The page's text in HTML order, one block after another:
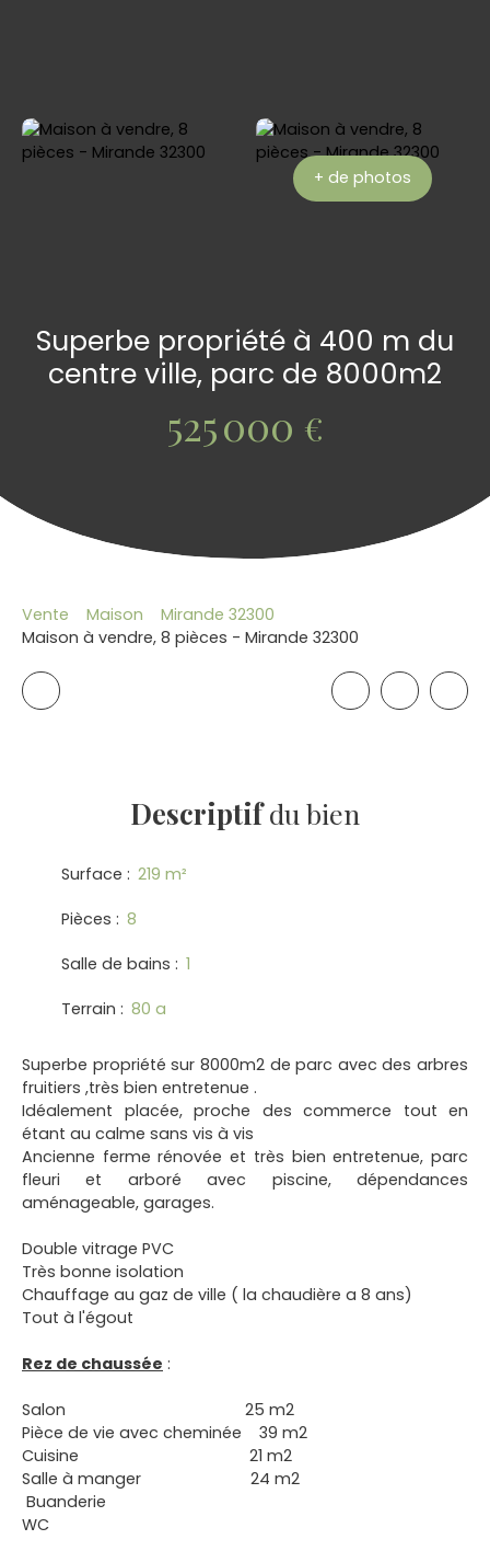
+ de photos
Superbe propriété à 400 m du
centre ville, parc de 8000m2
525 000 €
Vente Maison
Mirande 32300
Maison à vendre, 8 pièces - Mirande 32300
Descriptifdu bien
Surface : 219 m²
Pièces : 8
Salle de bains : 1
Terrain : 80 a
Superbe propriété sur 8000m2 de parc avec des arbres
fruitiers ,très bien entretenue .
Idéalement placée, proche des commerce tout en
étant au calme sans vis à vis
Ancienne ferme rénovée et très bien entretenue, parc
fleuri et arboré avec piscine, dépendances
aménageable, garages.
Double vitrage PVC
Très bonne isolation
Chauffage au gaz de ville ( la chaudière a 8 ans)
Tout à l'égout
Rez de chaussée :
Salon 25 m2
Pièce de vie avec cheminée 39 m2
Cuisine 21 m2
Salle à manger 24 m2
Buanderie
WC